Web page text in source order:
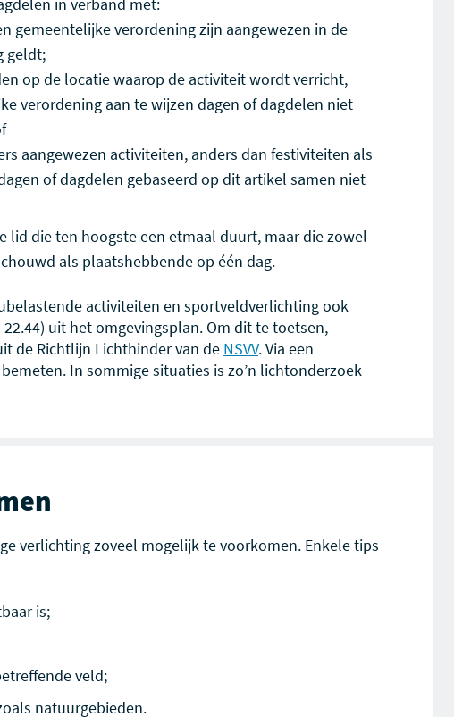
gemeentelijke verordening zijn aangewezen in de
geldt;
op de locatie waarop de activiteit wordt verricht,
verordening aan te wijzen dagen of dagdelen niet
aangewezen activiteiten, anders dan festiviteiten als
of dagdelen gebaseerd op dit artikel samen niet
die ten hoogste een etmaal duurt, maar die zowel
als plaatshebbende op één dag.
activiteiten en sportveldverlichting ook
uit het omgevingsplan. Om dit te toetsen,
de Richtlijn Lichthinder van de NSVV. Via een
In sommige situaties is zo’n lichtonderzoek
verlichting zoveel mogelijk te voorkomen. Enkele tips
is;
veld;
natuurgebieden.